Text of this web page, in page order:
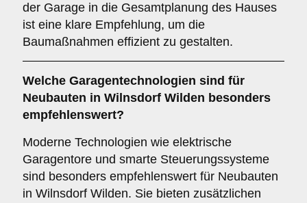
der Garage in die Gesamtplanung des Hauses
ist eine klare Empfehlung, um die
Baumaßnahmen effizient zu gestalten.
Welche Garagentechnologien sind für
Neubauten in Wilnsdorf Wilden besonders
empfehlenswert?
Moderne Technologien wie elektrische
Garagentore und smarte Steuerungssysteme
sind besonders empfehlenswert für Neubauten
in Wilnsdorf Wilden. Sie bieten zusätzlichen